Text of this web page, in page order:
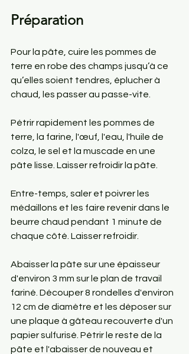
Préparation
Pour la pâte, cuire les pommes de
terre en robe des champs jusqu’à ce
qu’elles soient tendres, éplucher à
chaud, les passer au passe-vite.
Pétrir rapidement les pommes de
terre, la farine, l'œuf, l'eau, l'huile de
colza, le sel et la muscade en une
pâte lisse. Laisser refroidir la pâte.
Entre-temps, saler et poivrer les
médaillons et les faire revenir dans le
beurre chaud pendant 1 minute de
chaque côté. Laisser refroidir.
Abaisser la pâte sur une épaisseur
d'environ 3 mm sur le plan de travail
fariné. Découper 8 rondelles d'environ
12 cm de diamètre et les déposer sur
une plaque à gâteau recouverte d'un
papier sulfurisé. Pétrir le reste de la
pâte et l'abaisser de nouveau et